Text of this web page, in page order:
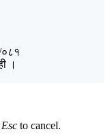
०८१
।
Esc to cancel.